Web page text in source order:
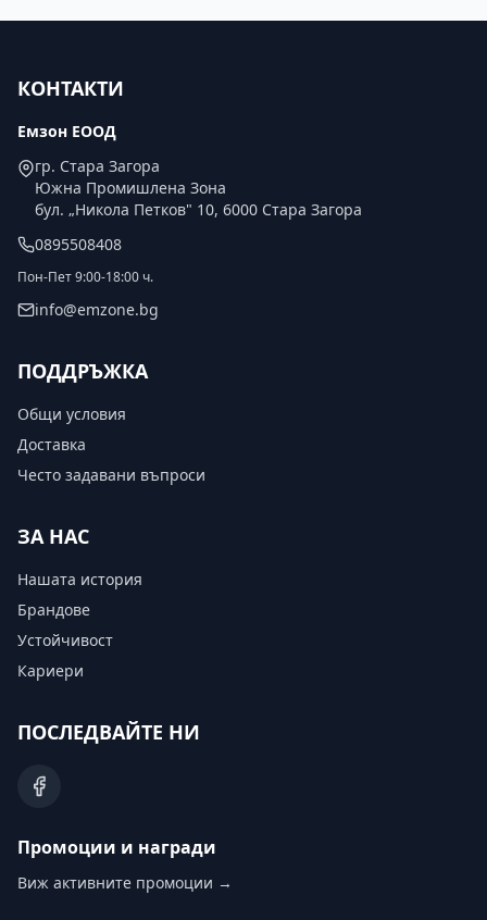
КОНТАКТИ
Емзон ЕООД
гр. Стара Загора
Южна Промишлена Зона
бул. „Никола Петков" 10, 6000 Стара Загора
0895508408
Пон-Пет 9:00-18:00 ч.
info@emzone.bg
ПОДДРЪЖКА
Общи условия
Доставка
Често задавани въпроси
ЗА НАС
Нашата история
Брандове
Устойчивост
Кариери
ПОСЛЕДВАЙТЕ НИ
Промоции и награди
Виж активните промоции →